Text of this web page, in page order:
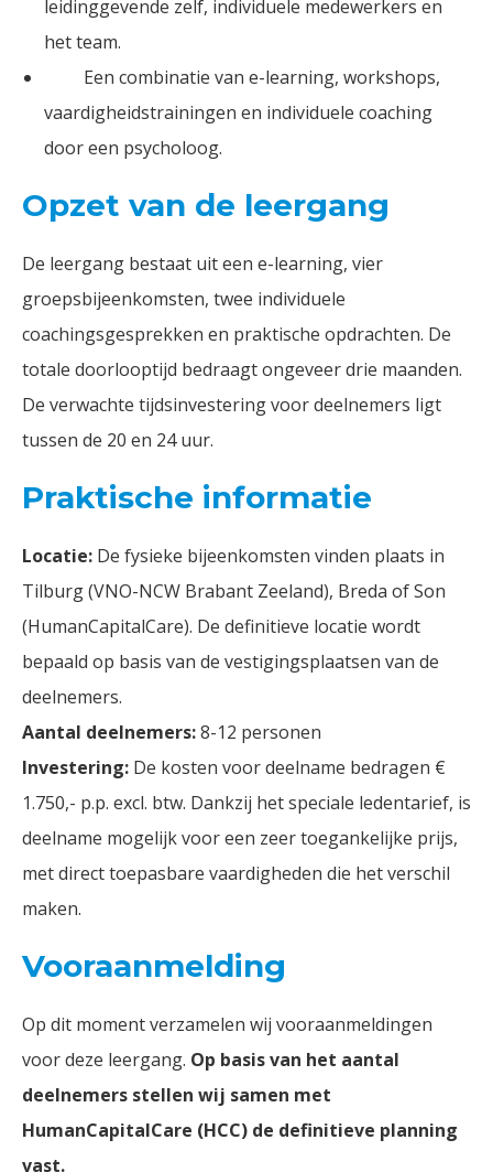
leidinggevende zelf, individuele medewerkers en
het team.
Een combinatie van e-learning, workshops,
vaardigheidstrainingen en individuele coaching
door een psycholoog.
Opzet van de leergang
De leergang bestaat uit een e-learning, vier
groepsbijeenkomsten, twee individuele
coachingsgesprekken en praktische opdrachten. De
totale doorlooptijd bedraagt ongeveer drie maanden.
De verwachte tijdsinvestering voor deelnemers ligt
tussen de 20 en 24 uur.
Praktische informatie
Locatie: De fysieke bijeenkomsten vinden plaats in
Tilburg (VNO-NCW Brabant Zeeland), Breda of Son
(HumanCapitalCare). De definitieve locatie wordt
bepaald op basis van de vestigingsplaatsen van de
deelnemers.
Aantal deelnemers:8-12 personen
Investering: De kosten voor deelname bedragen €
1.750,- p.p. excl. btw. Dankzij het speciale ledentarief, is
deelname mogelijk voor een zeer toegankelijke prijs,
met direct toepasbare vaardigheden die het verschil
maken.
Vooraanmelding
Op dit moment verzamelen wij vooraanmeldingen
voor deze leergang. Op basis van het aantal
deelnemers stellen wij samen met
HumanCapitalCare (HCC) de definitieve planning
vast.